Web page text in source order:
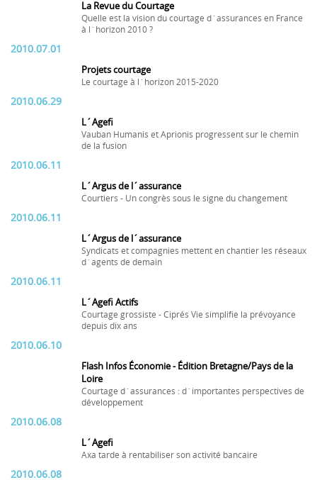
La Revue du Courtage
Quelle est la vision du courtage d´assurances en France
à l´horizon 2010 ?
2010.07.01
Projets courtage
Le courtage à l´horizon 2015-2020
2010.06.29
L´Agefi
Vauban Humanis et Aprionis progressent sur le chemin
de la fusion
2010.06.11
L´Argus de l´assurance
Courtiers - Un congrès sous le signe du changement
2010.06.11
L´Argus de l´assurance
Syndicats et compagnies mettent en chantier les réseaux
d´agents de demain
2010.06.11
L´Agefi Actifs
Courtage grossiste - Ciprés Vie simplifie la prévoyance
depuis dix ans
2010.06.10
Flash Infos Économie - Édition Bretagne/Pays de la
Loire
Courtage d´assurances : d´importantes perspectives de
développement
2010.06.08
L´Agefi
Axa tarde à rentabiliser son activité bancaire
2010.06.08